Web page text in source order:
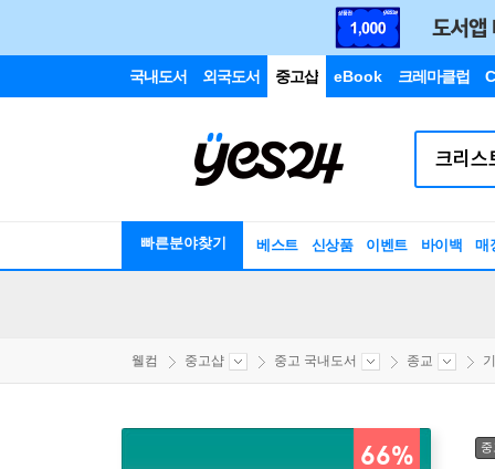
국내도서 외국도서 중고샵 eBook 크레마클럽
빠른분야찾기 베스트 신상품 이벤트 바이백 매
웰컴 중고샵 중고 국내도서 종교
66%